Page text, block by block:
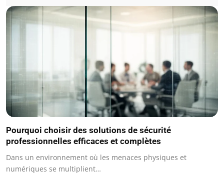
Pourquoi choisir des solutions de sécurité
professionnelles efficaces et complètes
Dans un environnement où les menaces physiques et
numériques se multiplient…